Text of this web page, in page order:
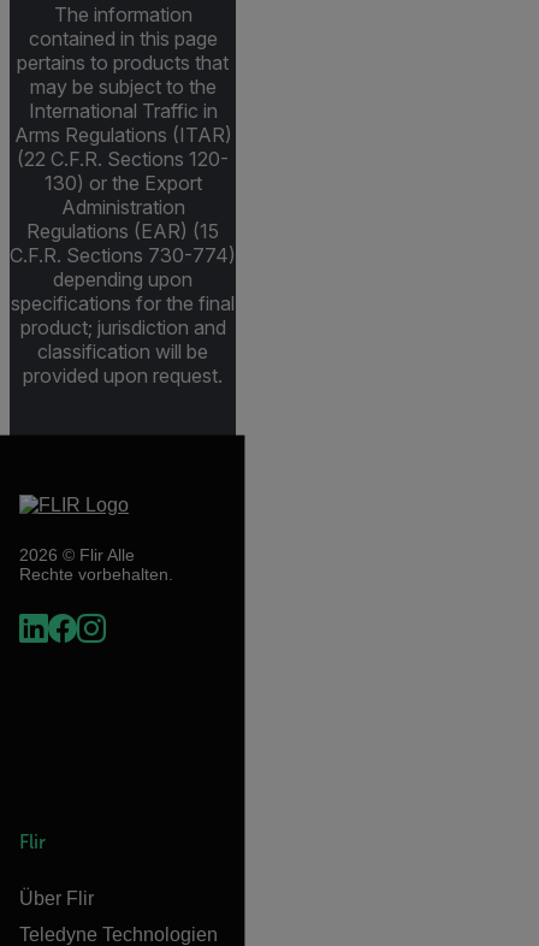
The information
contained in this page
pertains to products that
may be subject to the
International Traffic in
Arms Regulations (ITAR)
(22 C.F.R. Sections 120-
130) or the Export
Administration
Regulations (EAR) (15
C.F.R. Sections 730-774)
depending upon
specifications for the final
product; jurisdiction and
classification will be
provided upon request.
2026 © Flir Alle
Rechte vorbehalten.
Flir
Über Flir
Teledyne Technologien